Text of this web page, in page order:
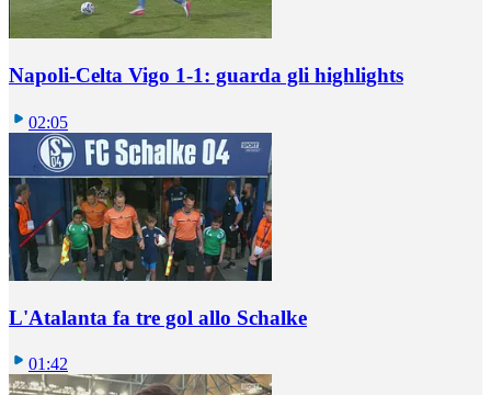
Napoli-Celta Vigo 1-1: guarda gli highlights
02:05
L'Atalanta fa tre gol allo Schalke
01:42